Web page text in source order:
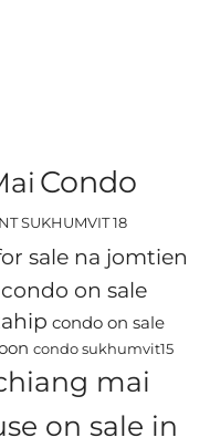
Condo
SUKHUMVIT 18
sale na jomtien
condo on sale
condo on sale
condo sukhumvit15
mai
on sale in